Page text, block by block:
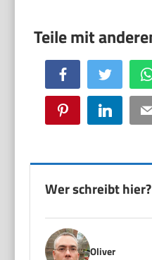
Facebook Twitter
Pinterest LinkedIn
Wer schreibt hier?
Oliver